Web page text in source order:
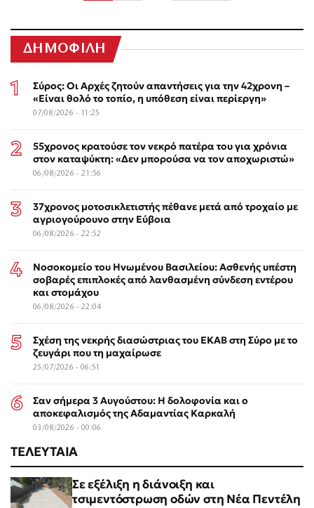
ΔΗΜΟΦΙΛΗ
Σύρος: Οι Αρχές ζητούν απαντήσεις για την 42χρονη –
«Είναι θολό το τοπίο, η υπόθεση είναι περίεργη»
07/08/2026 - 11:25
55χρονος κρατούσε τον νεκρό πατέρα του για χρόνια
στον καταψύκτη: «Δεν μπορούσα να τον αποχωριστώ»
06/08/2026 - 21:56
37χρονος μοτοσικλετιστής πέθανε μετά από τροχαίο με
αγριογούρουνο στην Εύβοια
06/08/2026 - 22:52
Νοσοκομείο του Ηνωμένου Βασιλείου: Ασθενής υπέστη
σοβαρές επιπλοκές από λανθασμένη σύνδεση εντέρου
και στομάχου
06/08/2026 - 22:04
Σχέση της νεκρής διασώστριας του ΕΚΑΒ στη Σύρο με το
ζευγάρι που τη μαχαίρωσε
25/07/2026 - 06:51
Σαν σήμερα 3 Αυγούστου: Η δολοφονία και ο
αποκεφαλισμός της Αδαμαντίας Καρκαλή
03/08/2026 - 00:06
ΤΕΛΕΥΤΑΙΑ
Σε εξέλιξη η διάνοιξη και
τσιμεντόστρωση οδών στη Νέα Πεντέλη